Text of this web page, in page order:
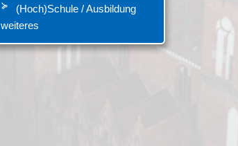
(Hoch)Schule / Ausbildung
weiteres